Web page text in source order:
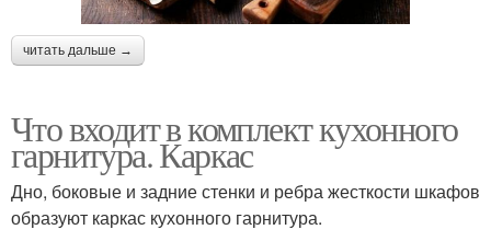
читать дальше →
Что входит в комплект кухонного
гарнитура. Каркас
Дно, боковые и задние стенки и ребра жесткости шкафов
образуют каркас кухонного гарнитура.